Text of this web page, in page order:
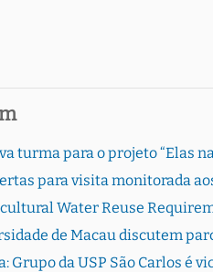
turma para o projeto “Elas
para visita monitorada
Water Reuse
de Macau discutem
Grupo da USP São Carlos